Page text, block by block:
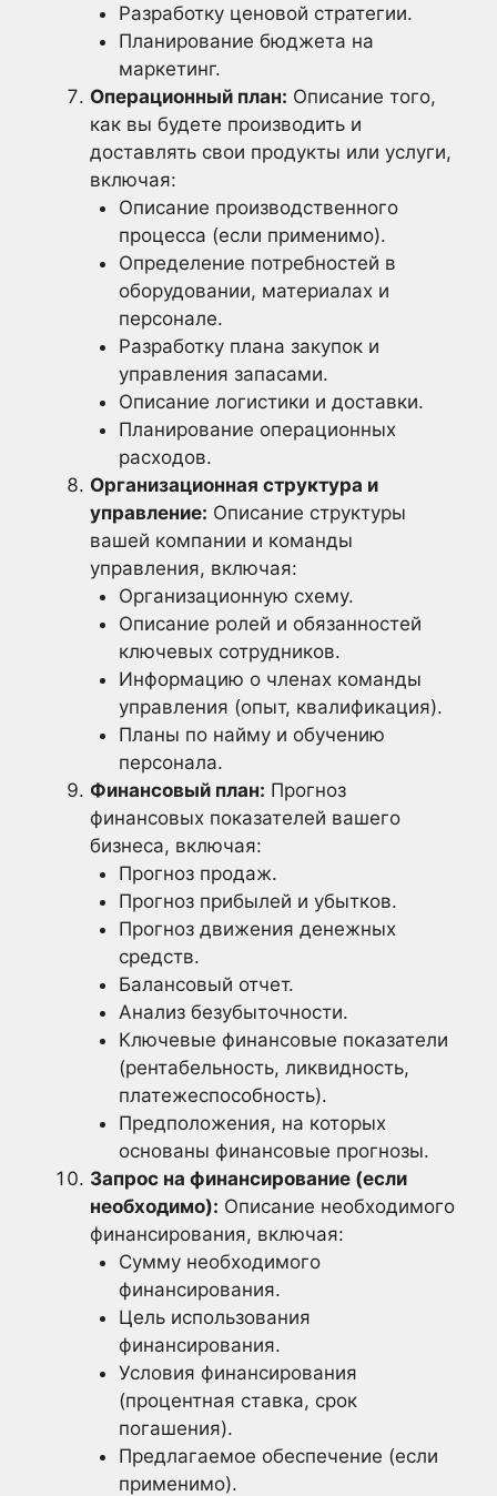
Разработку ценовой стратегии.
Планирование бюджета на
маркетинг.
Операционный план: Описание того,
как вы будете производить и
доставлять свои продукты или услуги,
включая:
Описание производственного
процесса (если применимо).
Определение потребностей в
оборудовании, материалах и
персонале.
Разработку плана закупок и
управления запасами.
Описание логистики и доставки.
Планирование операционных
расходов.
Организационная структура и
управление: Описание структуры
вашей компании и команды
управления, включая:
Организационную схему.
Описание ролей и обязанностей
ключевых сотрудников.
Информацию о членах команды
управления (опыт, квалификация).
Планы по найму и обучению
персонала.
Финансовый план: Прогноз
финансовых показателей вашего
бизнеса, включая:
Прогноз продаж.
Прогноз прибылей и убытков.
Прогноз движения денежных
средств.
Балансовый отчет.
Анализ безубыточности.
Ключевые финансовые показатели
(рентабельность, ликвидность,
платежеспособность).
Предположения, на которых
основаны финансовые прогнозы.
Запрос на финансирование (если
необходимо): Описание необходимого
финансирования, включая:
Сумму необходимого
финансирования.
Цель использования
финансирования.
Условия финансирования
(процентная ставка, срок
погашения).
Предлагаемое обеспечение (если
применимо).